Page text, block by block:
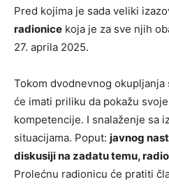
Pred kojima je sada veliki
radionice koja je za sve njih
27. aprila 2025.
Tokom dvodnevnog
će imati priliku da pokažu
kompetencije. I snalaženje sa
situacijama. Poput: javnog
diskusiji na zadatu temu,
Prolećnu radionicu će pratiti